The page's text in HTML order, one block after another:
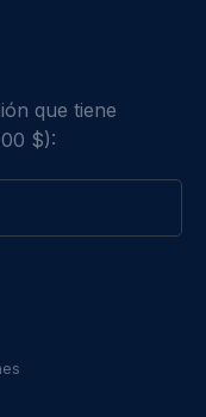
que tiene
$):